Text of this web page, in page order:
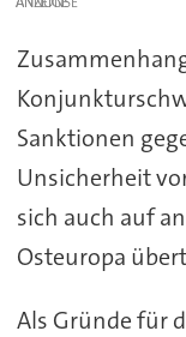
Sanktionen
Unsicherheit
sich auch auf
Osteuropa
Als Gründe für